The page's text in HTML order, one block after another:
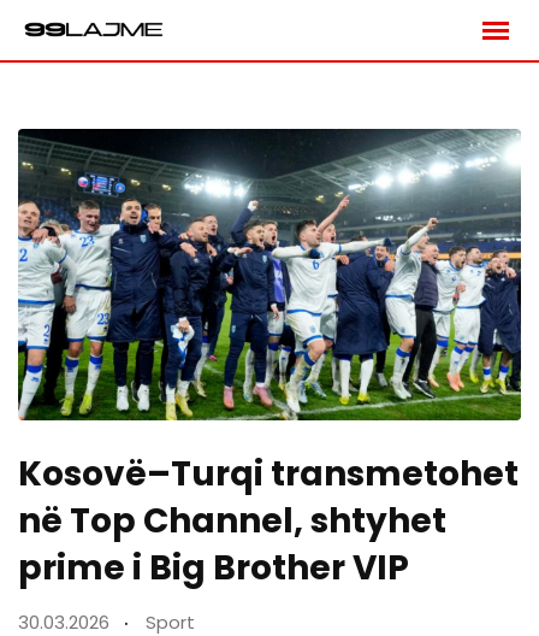
Skip
to
content
Kosovë–Turqi transmetohet
në Top Channel, shtyhet
prime i Big Brother VIP
30.03.2026 Sport